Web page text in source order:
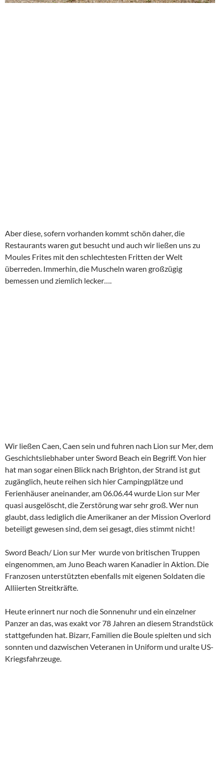
Aber diese, sofern vorhanden kommt schön daher, die
Restaurants waren gut besucht und auch wir ließen uns zu
Moules Frites mit den schlechtesten Fritten der Welt
überreden. Immerhin, die Muscheln waren großzügig
bemessen und ziemlich lecker….
Wir ließen Caen, Caen sein und fuhren nach Lion sur Mer, dem
Geschichtsliebhaber unter Sword Beach ein Begriff. Von hier
hat man sogar einen Blick nach Brighton, der Strand ist gut
zugänglich, heute reihen sich hier Campingplätze und
Ferienhäuser aneinander, am 06.06.44 wurde Lion sur Mer
quasi ausgelöscht, die Zerstörung war sehr groß. Wer nun
glaubt, dass lediglich die Amerikaner an der Mission Overlord
beteiligt gewesen sind, dem sei gesagt, dies stimmt nicht!
Sword Beach/ Lion sur Mer wurde von britischen Truppen
eingenommen, am Juno Beach waren Kanadier in Aktion. Die
Franzosen unterstützten ebenfalls mit eigenen Soldaten die
Alliierten Streitkräfte.
Heute erinnert nur noch die Sonnenuhr und ein einzelner
Panzer an das, was exakt vor 78 Jahren an diesem Strandstück
stattgefunden hat. Bizarr, Familien die Boule spielten und sich
sonnten und dazwischen Veteranen in Uniform und uralte US-
Kriegsfahrzeuge.